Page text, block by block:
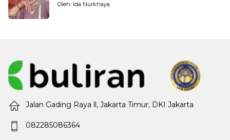
Oleh: Ida Nurkhaya
Jalan Gading Raya ll, Jakarta Timur, DKI Jakarta
082285086364